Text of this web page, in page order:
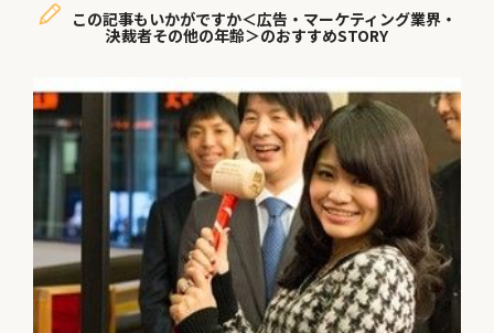
この記事もいかがですか＜広告・マーケティング業界・
決裁者その他の年齢＞のおすすめSTORY